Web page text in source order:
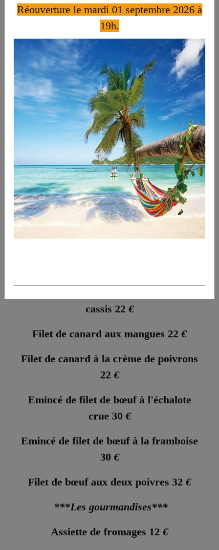
***Les poissons***
Tartare aux 3 poissons 22
Saumon a l'unilatérale a la crème
citronnée 22 €
Panaché de poissons à la crème de
safran27 €
Coquilles St Jacques à l'échalote crue
32€
Duo de poisson au coulis de poivrons
22 €
Les viandes***
Filet mignon de porc au roquefort 20€
cassis 22 €
Filet de canard aux mangues 22 €
Filet de canard à la crème de poivrons
22 €
Emincé de filet de bœuf à l'échalote
crue 30 €
Emincé de filet de bœuf à la framboise
30 €
Filet de bœuf aux deux poivres 32 €
***Les gourmandises***
Assiette de fromages 12 €
Réouverture le mardi 01 septembre 2026 à
19h.